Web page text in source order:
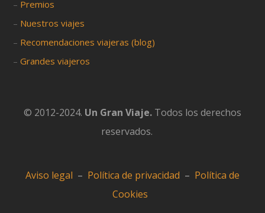
– Premios
– Nuestros viajes
– Recomendaciones viajeras (blog)
–Grandes viajeros
© 2012-2024. Un Gran Viaje. Todos los derechos
reservados.
Aviso legal – Política de privacidad – Política de
Cookies